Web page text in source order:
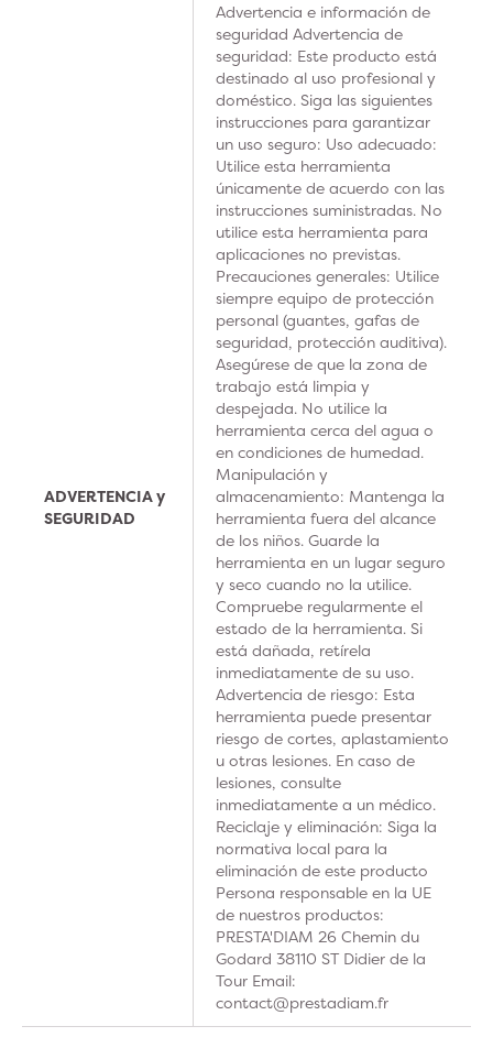
ADVERTENCIA y
SEGURIDAD
Advertencia e información de
seguridad Advertencia de
seguridad: Este producto está
destinado al uso profesional y
doméstico. Siga las siguientes
instrucciones para garantizar
un uso seguro: Uso adecuado:
Utilice esta herramienta
únicamente de acuerdo con las
instrucciones suministradas. No
utilice esta herramienta para
aplicaciones no previstas.
Precauciones generales: Utilice
siempre equipo de protección
personal (guantes, gafas de
seguridad, protección auditiva).
Asegúrese de que la zona de
trabajo está limpia y
despejada. No utilice la
herramienta cerca del agua o
en condiciones de humedad.
Manipulación y
almacenamiento: Mantenga la
herramienta fuera del alcance
de los niños. Guarde la
herramienta en un lugar seguro
y seco cuando no la utilice.
Compruebe regularmente el
estado de la herramienta. Si
está dañada, retírela
inmediatamente de su uso.
Advertencia de riesgo: Esta
herramienta puede presentar
riesgo de cortes, aplastamiento
u otras lesiones. En caso de
lesiones, consulte
inmediatamente a un médico.
Reciclaje y eliminación: Siga la
normativa local para la
eliminación de este producto
Persona responsable en la UE
de nuestros productos:
PRESTA'DIAM 26 Chemin du
Godard 38110 ST Didier de la
Tour Email:
contact@prestadiam.fr